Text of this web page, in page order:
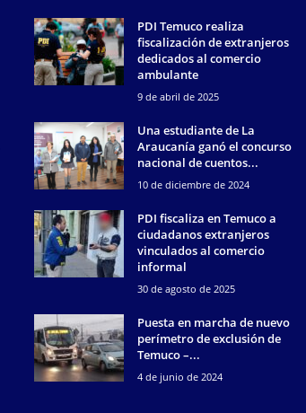
PDI Temuco realiza
fiscalización de extranjeros
dedicados al comercio
ambulante
9 de abril de 2025
Una estudiante de La
Araucanía ganó el concurso
nacional de cuentos...
10 de diciembre de 2024
PDI fiscaliza en Temuco a
ciudadanos extranjeros
vinculados al comercio
informal
30 de agosto de 2025
Puesta en marcha de nuevo
perímetro de exclusión de
Temuco –...
4 de junio de 2024